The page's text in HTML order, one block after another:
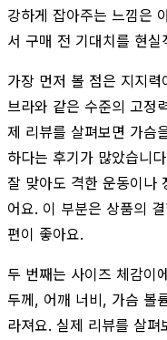
강하게 잡아주는 느낌은
서 구매 전 기대치를 현
가장 먼저 볼 점은 지지
브라와 같은 수준의 고정
제 리뷰를 살펴보면 가슴
하다는 후기가 많았습니
잘 맞아도 격한 운동이나
어요. 이 부분은 상품의
편이 좋아요.
두 번째는 사이즈 체감이
두께, 어깨 너비, 가슴 볼
라져요. 실제 리뷰를 살펴